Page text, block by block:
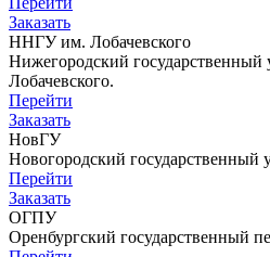
Заказать
ННГУ им. Лобачевского
Нижегородский
Лобачевского.
Перейти
Заказать
НовГУ
Новогородский государственный
Перейти
Заказать
ОГПУ
Оренбургский государственный